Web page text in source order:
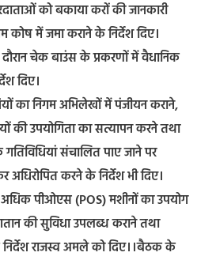
को बकाया करों की जानकारी
कोष में जमा कराने के निर्देश दिए।
दौरान चेक बाउंस के प्रकरणों में वैधानिक
दिए।
का निगम अभिलेखों में पंजीयन कराने,
की उपयोगिता का सत्यापन करने तथा
संचालित पाए जाने पर
अधिरोपित करने के निर्देश भी दिए।
पीओएस (POS) मशीनों का उपयोग
की सुविधा उपलब्ध कराने तथा
राजस्व अमले को दिए।।बैठक के